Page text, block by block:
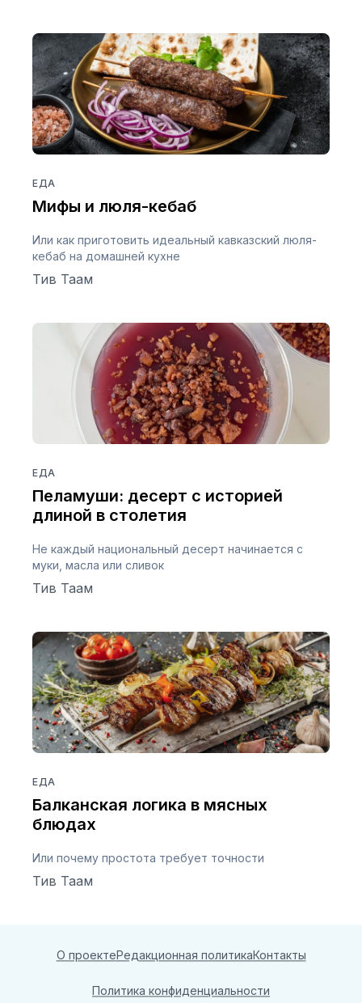
ЕДА
Мифы и люля-кебаб
Или как приготовить идеальный кавказский люля-
кебаб на домашней кухне
Тив Таам
ЕДА
Пеламуши: десерт с историей
длиной в столетия
Не каждый национальный десерт начинается с
муки, масла или сливок
Тив Таам
ЕДА
Балканская логика в мясных
блюдах
Или почему простота требует точности
Тив Таам
О проектеРедакционная политикаКонтакты
Политика конфиденциальности